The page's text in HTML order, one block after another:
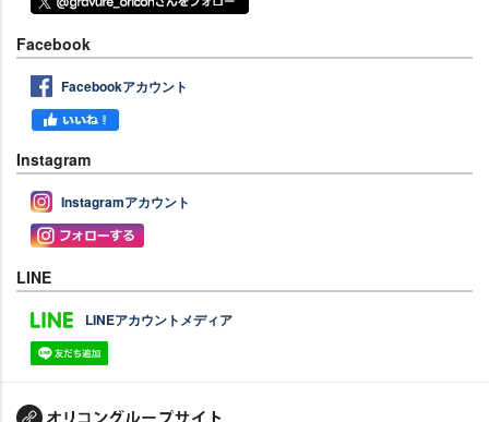
Facebook
Facebookアカウント
Instagram
Instagramアカウント
LINE
LINEアカウントメディア